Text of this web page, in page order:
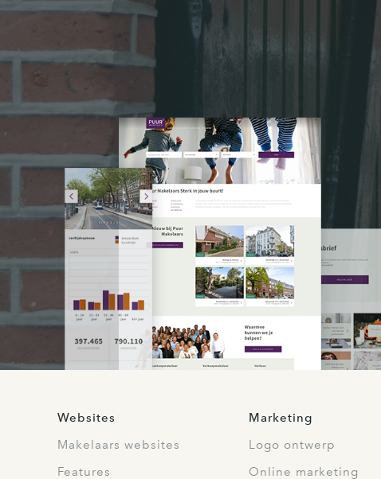
Websites
Makelaars websites
Features
Marketing
Logo ontwerp
Online marketing